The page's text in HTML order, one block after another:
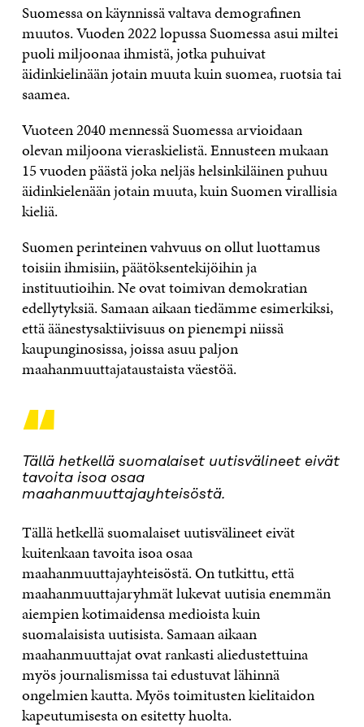
Suomessa on käynnissä valtava demografinen
muutos. Vuoden 2022 lopussa Suomessa asui miltei
puoli miljoonaa ihmistä, jotka puhuivat
äidinkielinään jotain muuta kuin suomea, ruotsia tai
saamea.
Vuoteen 2040 mennessä Suomessa arvioidaan
olevan miljoona vieraskielistä. Ennusteen mukaan
15 vuoden päästä joka neljäs helsinkiläinen puhuu
äidinkielenään jotain muuta, kuin Suomen virallisia
kieliä.
Suomen perinteinen vahvuus on ollut luottamus
toisiin ihmisiin, päätöksentekijöihin ja
instituutioihin. Ne ovat toimivan demokratian
edellytyksiä. Samaan aikaan tiedämme esimerkiksi,
että äänestysaktiivisuus on pienempi niissä
kaupunginosissa, joissa asuu paljon
maahanmuuttajataustaista väestöä.
“
Tällä hetkellä suomalaiset uutisvälineet eivät
tavoita isoa osaa
maahanmuuttajayhteisöstä.
Tällä hetkellä suomalaiset uutisvälineet eivät
kuitenkaan tavoita isoa osaa
maahanmuuttajayhteisöstä. On tutkittu, että
maahanmuuttajaryhmät lukevat uutisia enemmän
aiempien kotimaidensa medioista kuin
suomalaisista uutisista. Samaan aikaan
maahanmuuttajat ovat rankasti aliedustettuina
myös journalismissa tai edustuvat lähinnä
ongelmien kautta. Myös toimitusten kielitaidon
kapeutumisesta on esitetty huolta.